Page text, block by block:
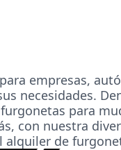
empresas,
necesidades.
para
con nuestra
alquiler de